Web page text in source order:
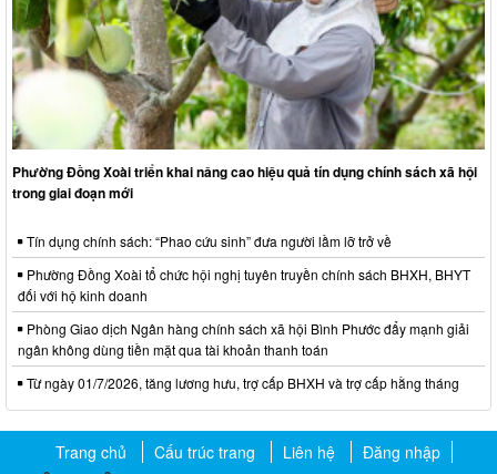
Phường Đồng Xoài triển khai nâng cao hiệu quả tín dụng chính sách xã hội
trong giai đoạn mới
Tín dụng chính sách: “Phao cứu sinh” đưa người lầm lỡ trở về
Phường Đồng Xoài tổ chức hội nghị tuyên truyền chính sách BHXH, BHYT
đối với hộ kinh doanh
Phòng Giao dịch Ngân hàng chính sách xã hội Bình Phước đẩy mạnh giải
ngân không dùng tiền mặt qua tài khoản thanh toán
Từ ngày 01/7/2026, tăng lương hưu, trợ cấp BHXH và trợ cấp hằng tháng
Trang chủ Cấu trúc trang Liên hệ Đăng nhập